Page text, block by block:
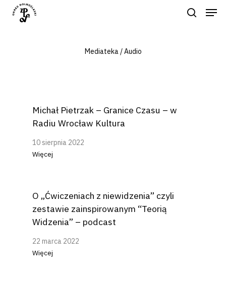
Naciśnij enter by wyszukać lub ESC
Mediateka / Audio
Michał Pietrzak – Granice Czasu – w
Radiu Wrocław Kultura
10 sierpnia 2022
Więcej
O „Ćwiczeniach z niewidzenia” czyli
zestawie zainspirowanym “Teorią
Widzenia” – podcast
22 marca 2022
Więcej